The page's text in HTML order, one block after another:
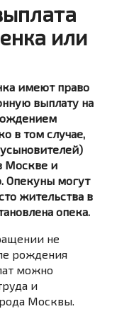
или
имеют право
выплату на
в том случае,
Москве и
Опекуны могут
жительства в
опека.
не
рождения
можно
и
Москвы.